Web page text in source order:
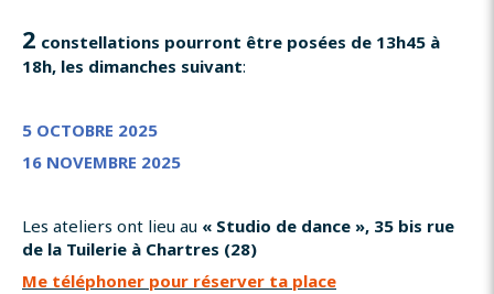
2 constellations pourront être posées de 13h45 à
18h, les dimanches suivant:
5 OCTOBRE 2025
16 NOVEMBRE 2025
Les ateliers ont lieu au « Studio de dance », 35 bis rue
de la Tuilerie à Chartres (28)
Me téléphoner pour réserver ta place